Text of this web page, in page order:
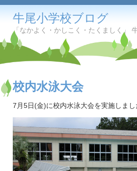
牛尾小学校ブログ
「なかよく・かしこく・たくましく」
校内水泳大会
7月5日(金)に校内水泳大会を実施しまし